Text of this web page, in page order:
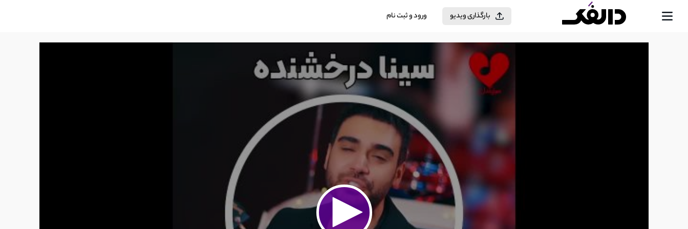
بارگذاری ویدیو ورود و ثبت نام